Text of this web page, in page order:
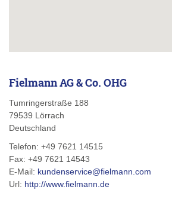
Fielmann AG & Co. OHG
Tumringerstraße 188
79539 Lörrach
Deutschland
Telefon: +49 7621 14515
Fax: +49 7621 14543
E-Mail: kundenservice@fielmann.com
Url: http://www.fielmann.de